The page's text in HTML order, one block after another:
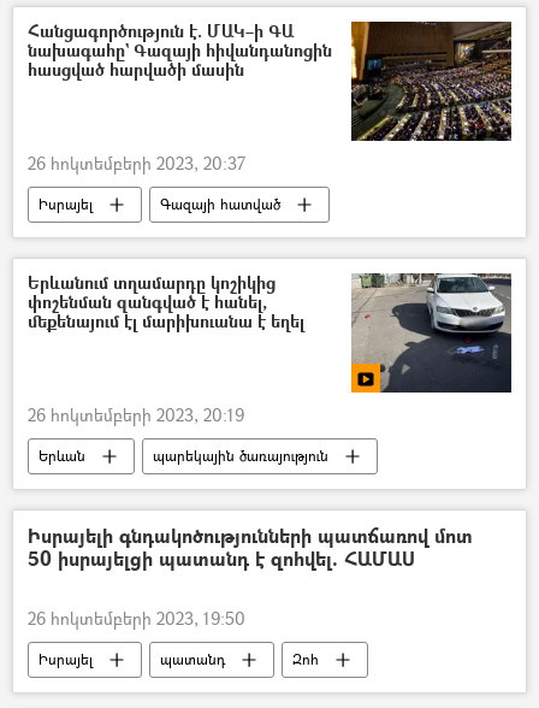
Հանցագործություն է. ՄԱԿ–ի ԳԱ
նախագահը` Գազայի հիվանդանոցին
հասցված հարվածի մասին
26 հոկտեմբերի 2023, 20:37
Իսրայել
Գազայի հատված
հիվանդանոց
Միավորված ազգերի կազմակերպություն (ՄԱԿ)
Երևանում տղամարդը կոշիկից
փոշենման զանգված է հանել,
մեքենայում էլ մարիխուանա է եղել
26 հոկտեմբերի 2023, 20:19
Երևան
պարեկային ծառայություն
մարիխուանա
տեսանյութ
Տեսանյութեր
Իսրայելի գնդակոծությունների պատճառով մոտ
50 իսրայելցի պատանդ է զոհվել. ՀԱՄԱՍ
26 հոկտեմբերի 2023, 19:50
Իսրայել պատանդ
Զոհ
Գազայի հատված
ՀԱՄԱՍ